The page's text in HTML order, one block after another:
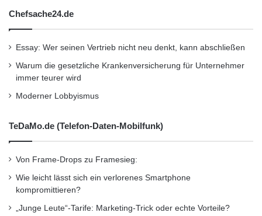
Chefsache24.de
Essay: Wer seinen Vertrieb nicht neu denkt, kann abschließen
Warum die gesetzliche Krankenversicherung für Unternehmer
immer teurer wird
Moderner Lobbyismus
TeDaMo.de (Telefon-Daten-Mobilfunk)
Von Frame-Drops zu Framesieg:
Wie leicht lässt sich ein verlorenes Smartphone
kompromittieren?
„Junge Leute“-Tarife: Marketing-Trick oder echte Vorteile?